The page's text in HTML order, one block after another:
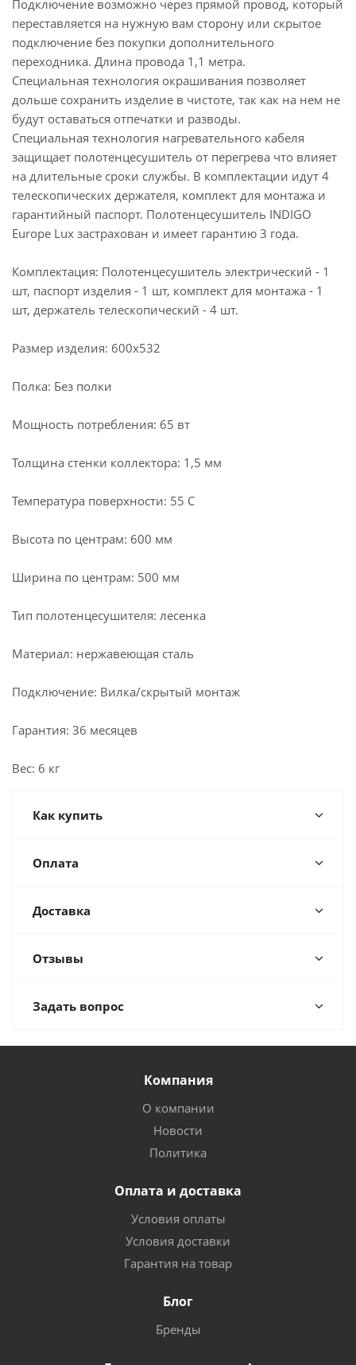
Подключение возможно через прямой провод, который
переставляется на нужную вам сторону или скрытое
подключение без покупки дополнительного
переходника. Длина провода 1,1 метра.
Специальная технология окрашивания позволяет
дольше сохранить изделие в чистоте, так как на нем не
будут оставаться отпечатки и разводы.
Специальная технология нагревательного кабеля
защищает полотенцесушитель от перегрева что влияет
на длительные сроки службы. В комплектации идут 4
телескопических держателя, комплект для монтажа и
гарантийный паспорт. Полотенцесушитель INDIGO
Europe Lux застрахован и имеет гарантию 3 года.
Комплектация: Полотенцесушитель электрический - 1
шт, паспорт изделия - 1 шт, комплект для монтажа - 1
шт, держатель телескопический - 4 шт.
Размер изделия: 600х532
Полка: Без полки
Мощность потребления: 65 вт
Толщина стенки коллектора: 1,5 мм
Температура поверхности: 55 С
Высота по центрам: 600 мм
Ширина по центрам: 500 мм
Тип полотенцесушителя: лесенка
Материал: нержавеющая сталь
Подключение: Вилка/скрытый монтаж
Гарантия: 36 месяцев
Вес: 6 кг
Как купить
Оплата
Доставка
Отзывы
Задать вопрос
Компания
О компании
Новости
Политика
Оплата и доставка
Условия оплаты
Условия доставки
Гарантия на товар
Блог
Бренды